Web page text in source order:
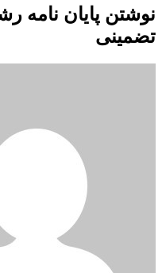
نوشتن پایان نامه
تضمینی